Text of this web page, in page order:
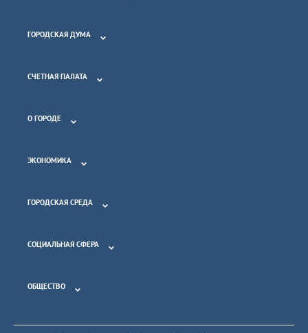
ГОРОДСКАЯ ДУМА
СЧЕТНАЯ ПАЛАТА
О ГОРОДЕ
ЭКОНОМИКА
ГОРОДСКАЯ СРЕДА
СОЦИАЛЬНАЯ СФЕРА
ОБЩЕСТВО